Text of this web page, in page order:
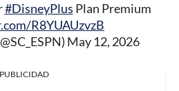
#DisneyPlus Plan Premium
R8YUAUzvzB
May 12, 2026
PUBLICIDAD